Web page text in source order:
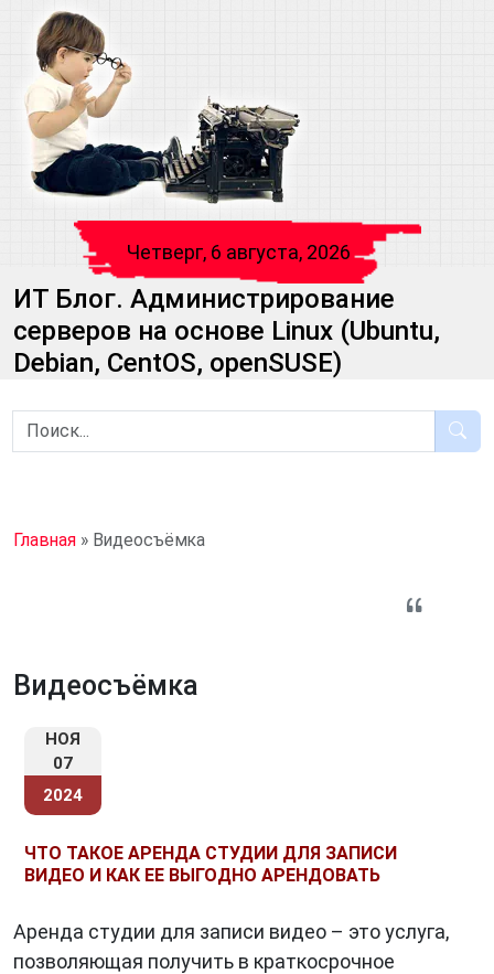
Четверг, 6 августа, 2026
ИТ Блог. Администрирование
серверов на основе Linux (Ubuntu,
Debian, CentOS, openSUSE)
Главная » Видеосъёмка
Видеосъёмка
НОЯ
07
2024
ЧТО ТАКОЕ АРЕНДА СТУДИИ ДЛЯ ЗАПИСИ
ВИДЕО И КАК ЕЕ ВЫГОДНО АРЕНДОВАТЬ
Аренда студии для записи видео – это услуга,
позволяющая получить в краткосрочное